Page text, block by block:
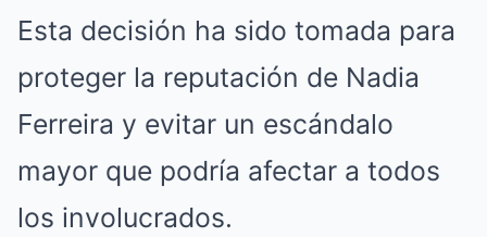
Esta decisión ha sido tomada para
proteger la reputación de Nadia
Ferreira y evitar un escándalo
mayor que podría afectar a todos
los involucrados.